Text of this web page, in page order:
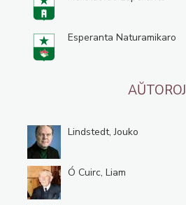
Esperanta Naturamikaro
AŬTOROJ
Lindstedt, Jouko
Ó Cuirc, Liam